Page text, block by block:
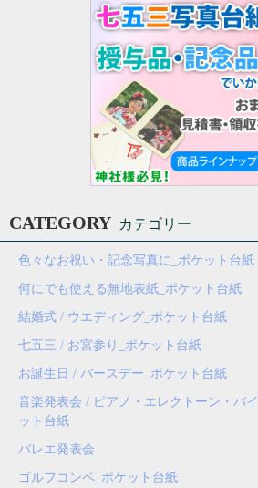
CATEGORY カテゴリー
色々なお祝い・記念写真に_ポケット台紙
何にでも使える無地表紙_ポケット台紙
結婚式 / ウエディング_ポケット台紙
七五三 / お宮参り_ポケット台紙
お誕生日 / バースデー_ポケット台紙
音楽発表会 / ピアノ・エレクトーン・バ
ット台紙
バレエ発表会
ゴルフコンペ_ポケット台紙